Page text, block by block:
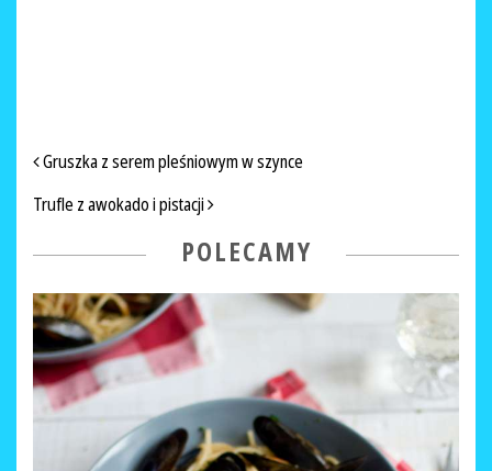
NAWIGACJA PO ARTYKUŁACH
Gruszka z serem pleśniowym w szynce
Trufle z awokado i pistacji
POLECAMY